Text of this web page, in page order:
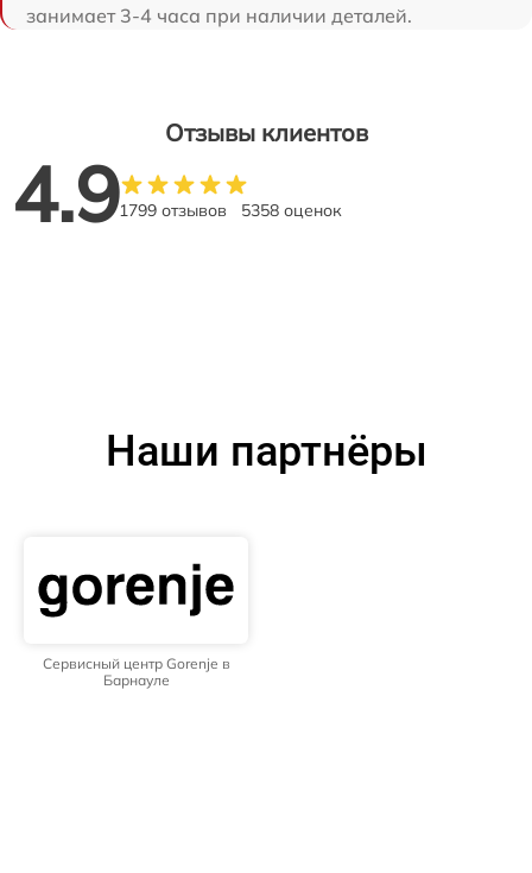
занимает 3-4 часа при наличии деталей.
Отзывы клиентов
4.91799 отзывов 5358 оценок
Наши партнёры
Сервисный центр Gorenje в
Барнауле